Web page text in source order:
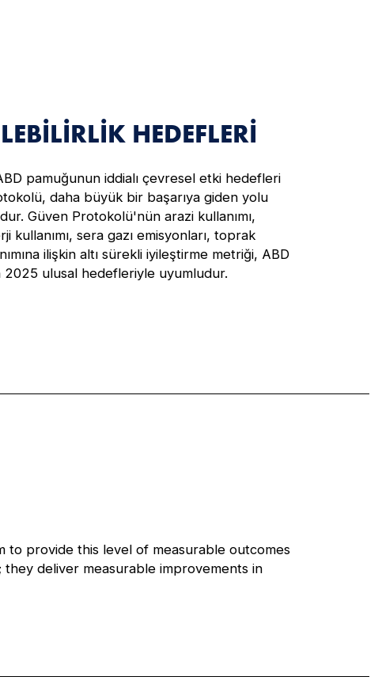
HEDEFLERI
pamuğunun iddialı çevresel etki hedefleri
daha büyük bir başarıya giden yolu
Güven Protokolü'nün arazi kullanımı,
kullanımı, sera gazı emisyonları, toprak
ilişkin altı sürekli iyileştirme metriği, ABD
2025 ulusal hedefleriyle uyumludur.
provide this level of measurable outcomes
deliver measurable improvements in